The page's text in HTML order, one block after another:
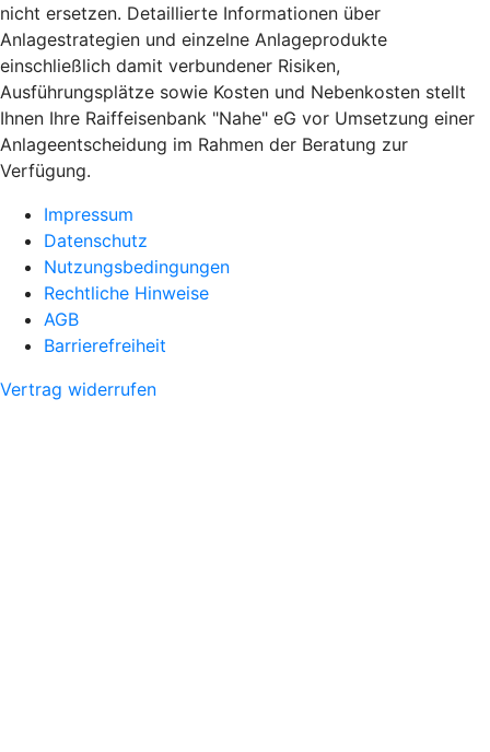
nicht ersetzen. Detaillierte Informationen über
Anlagestrategien und einzelne Anlageprodukte
einschließlich damit verbundener Risiken,
Ausführungsplätze sowie Kosten und Nebenkosten stellt
Ihnen Ihre Raiffeisenbank "Nahe" eG vor Umsetzung einer
Anlageentscheidung im Rahmen der Beratung zur
Verfügung.
Impressum
Datenschutz
Nutzungsbedingungen
Rechtliche Hinweise
AGB
Barrierefreiheit
Vertrag widerrufen